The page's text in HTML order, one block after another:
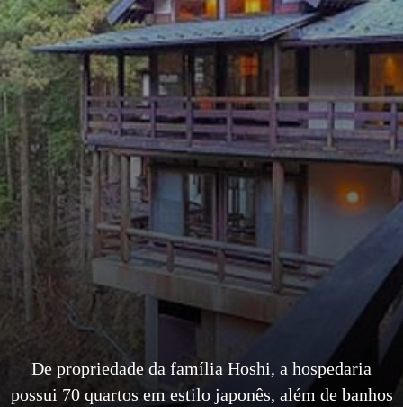
De propriedade da família Hoshi, a hospedaria
possui 70 quartos em estilo japonês, além de banhos